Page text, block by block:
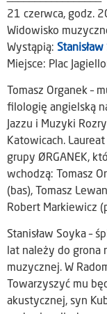
21 czerwca, godz.
Widowisko
Wystąpią: Stanisław
Miejsce: Plac
Tomasz Organek –
filologię angielską
Jazzu i Muzyki
Katowicach.
grupy ØRGANEK,
wchodzą: Tomasz
(bas), Tomasz
Robert Markiewicz
Stanisław Soyka –
lat należy do grona
muzycznej. W
Towarzyszyć mu
akustycznej, syn